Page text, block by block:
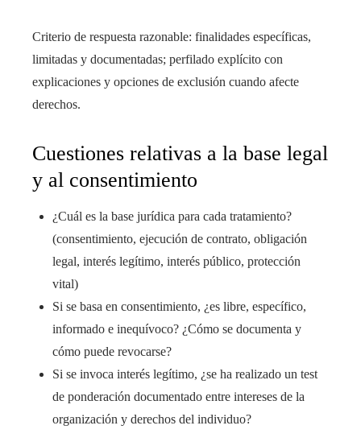
Criterio de respuesta razonable: finalidades específicas,
limitadas y documentadas; perfilado explícito con
explicaciones y opciones de exclusión cuando afecte
derechos.
Cuestiones relativas a la base legal
y al consentimiento
¿Cuál es la base jurídica para cada tratamiento?
(consentimiento, ejecución de contrato, obligación
legal, interés legítimo, interés público, protección
vital)
Si se basa en consentimiento, ¿es libre, específico,
informado e inequívoco? ¿Cómo se documenta y
cómo puede revocarse?
Si se invoca interés legítimo, ¿se ha realizado un test
de ponderación documentado entre intereses de la
organización y derechos del individuo?